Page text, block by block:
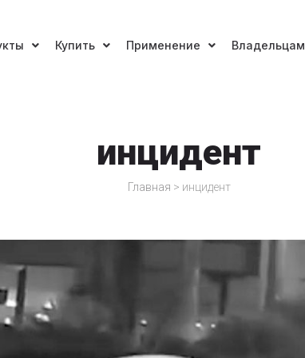
Купить Применение Владельцам
инцидент
Главная > инцидент